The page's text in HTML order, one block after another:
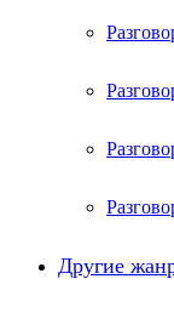
Другие